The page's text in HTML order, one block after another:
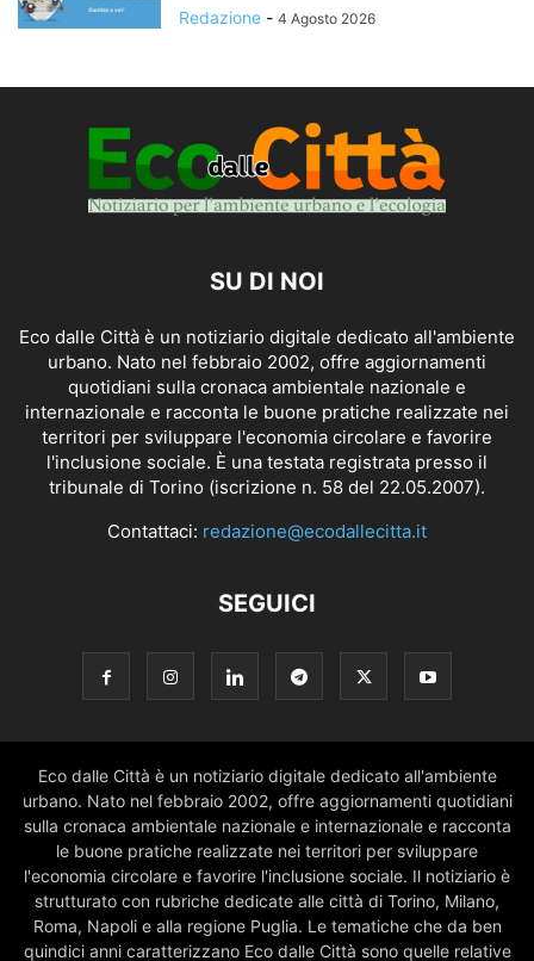
Redazione - 4 Agosto 2026
SU DI NOI
Eco dalle Città è un notiziario digitale dedicato all'ambiente
urbano. Nato nel febbraio 2002, offre aggiornamenti
quotidiani sulla cronaca ambientale nazionale e
internazionale e racconta le buone pratiche realizzate nei
territori per sviluppare l'economia circolare e favorire
l'inclusione sociale. È una testata registrata presso il
tribunale di Torino (iscrizione n. 58 del 22.05.2007).
Contattaci: redazione@ecodallecitta.it
SEGUICI
Eco dalle Città è un notiziario digitale dedicato all'ambiente
urbano. Nato nel febbraio 2002, offre aggiornamenti quotidiani
sulla cronaca ambientale nazionale e internazionale e racconta
le buone pratiche realizzate nei territori per sviluppare
l'economia circolare e favorire l'inclusione sociale. Il notiziario è
strutturato con rubriche dedicate alle città di Torino, Milano,
Roma, Napoli e alla regione Puglia. Le tematiche che da ben
quindici anni caratterizzano Eco dalle Città sono quelle relative